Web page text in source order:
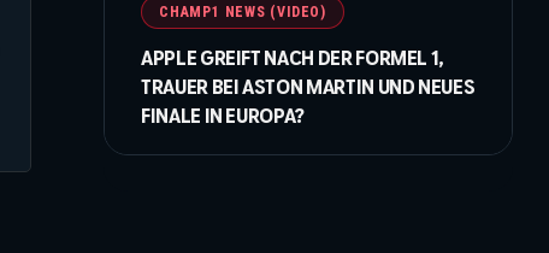
CHAMP1 NEWS (VIDEO)
APPLE GREIFT NACH DER FORMEL 1,
TRAUER BEI ASTON MARTIN UND NEUES
FINALE IN EUROPA?